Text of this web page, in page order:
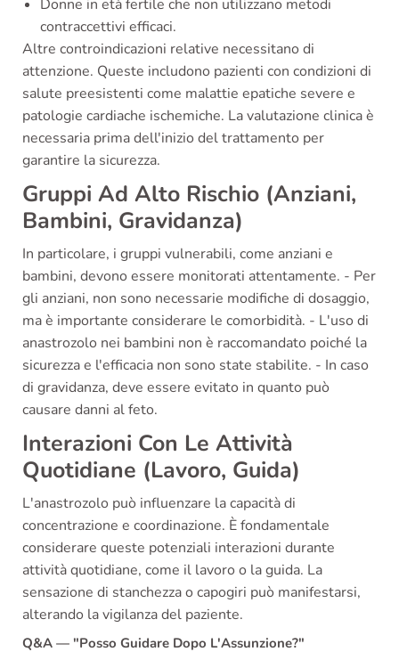
Donne in età fertile che non utilizzano metodi
contraccettivi efficaci.
Altre controindicazioni relative necessitano di
attenzione. Queste includono pazienti con condizioni di
salute preesistenti come malattie epatiche severe e
patologie cardiache ischemiche. La valutazione clinica è
necessaria prima dell'inizio del trattamento per
garantire la sicurezza.
Gruppi Ad Alto Rischio (Anziani,
Bambini, Gravidanza)
In particolare, i gruppi vulnerabili, come anziani e
bambini, devono essere monitorati attentamente. - Per
gli anziani, non sono necessarie modifiche di dosaggio,
ma è importante considerare le comorbidità. - L'uso di
anastrozolo nei bambini non è raccomandato poiché la
sicurezza e l'efficacia non sono state stabilite. - In caso
di gravidanza, deve essere evitato in quanto può
causare danni al feto.
Interazioni Con Le Attività
Quotidiane (Lavoro, Guida)
L'anastrozolo può influenzare la capacità di
concentrazione e coordinazione. È fondamentale
considerare queste potenziali interazioni durante
attività quotidiane, come il lavoro o la guida. La
sensazione di stanchezza o capogiri può manifestarsi,
alterando la vigilanza del paziente.
Q&A — "Posso Guidare Dopo L'Assunzione?"